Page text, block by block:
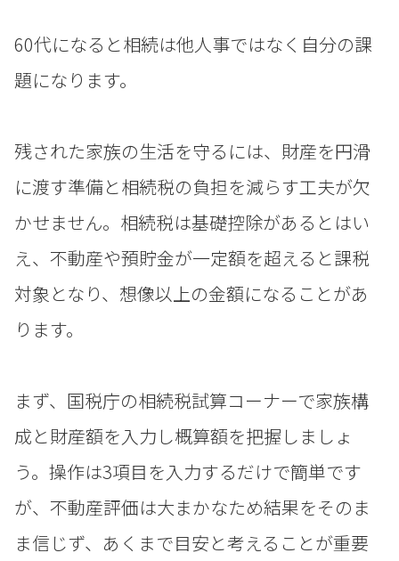
60代になると相続は他人事ではなく自分の課
題になります。
残された家族の生活を守るには、財産を円滑
に渡す準備と相続税の負担を減らす工夫が欠
かせません。相続税は基礎控除があるとはい
え、不動産や預貯金が一定額を超えると課税
対象となり、想像以上の金額になることがあ
ります。
まず、国税庁の相続税試算コーナーで家族構
成と財産額を入力し概算額を把握しましょ
う。操作は3項目を入力するだけで簡単です
が、不動産評価は大まかなため結果をそのま
ま信じず、あくまで目安と考えることが重要